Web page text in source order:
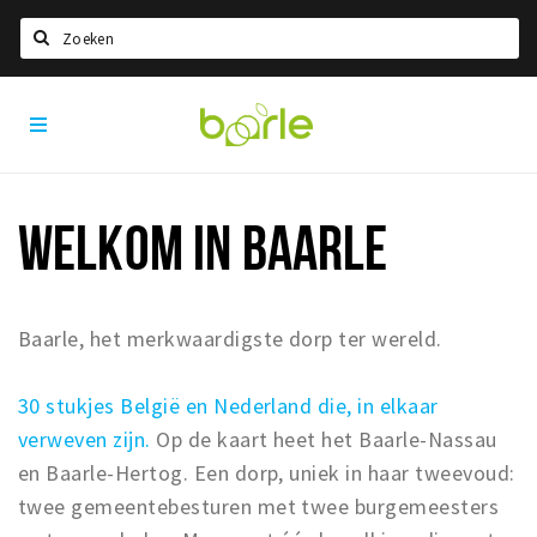
Home
Over Baarle
Visit Baarle Shop
Nieuws
Agenda
Deals
Visit
Baarle
WELKOM IN BAARLE
Baarle, het merkwaardigste dorp ter wereld.
30 stukjes België en Nederland die, in elkaar
verweven zijn. Op de kaart heet het Baarle-Nassau
en Baarle-Hertog. Een dorp, uniek in haar tweevoud:
twee gemeentebesturen met twee burgemeesters